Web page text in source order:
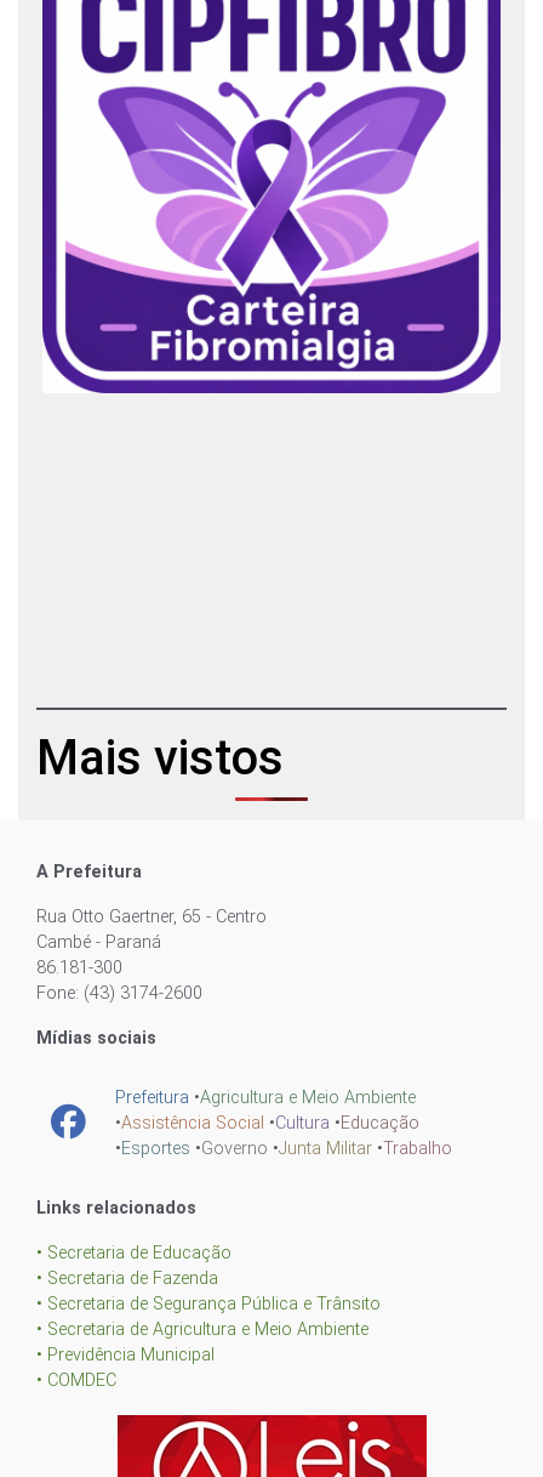
Mais vistos
A Prefeitura
Rua Otto Gaertner, 65 - Centro
Cambé - Paraná
86.181-300
Fone: (43) 3174-2600
Mídias sociais
Prefeitura •Agricultura e Meio Ambiente
•Assistência Social •Cultura •Educação
•Esportes •Governo •Junta Militar •Trabalho
Links relacionados
• Secretaria de Educação
• Secretaria de Fazenda
• Secretaria de Segurança Pública e Trânsito
• Secretaria de Agricultura e Meio Ambiente
• Previdência Municipal
• COMDEC